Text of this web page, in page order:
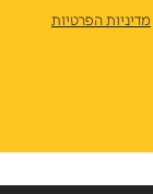
מדיניות הפרטיות